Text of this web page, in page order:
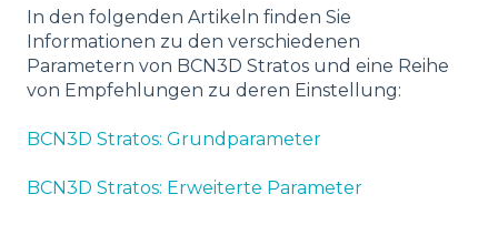
In den folgenden Artikeln finden Sie
Informationen zu den verschiedenen
Parametern von BCN3D Stratos und eine Reihe
von Empfehlungen zu deren Einstellung:
BCN3D Stratos: Grundparameter
BCN3D Stratos: Erweiterte Parameter